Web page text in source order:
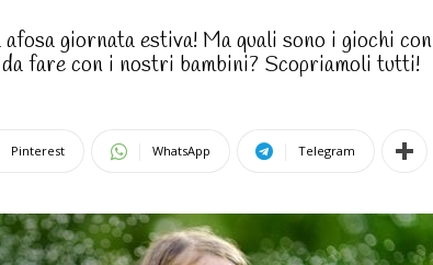
giornata estiva! Ma quali sono i giochi con
fare con i nostri bambini? Scopriamoli tutti!
Pinterest WhatsApp Telegram